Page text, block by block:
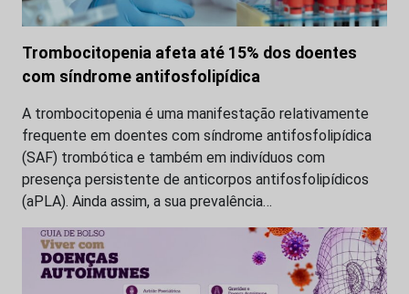
Trombocitopenia afeta até 15% dos doentes
com síndrome antifosfolipídica
A trombocitopenia é uma manifestação relativamente
frequente em doentes com síndrome antifosfolipídica
(SAF) trombótica e também em indivíduos com
presença persistente de anticorpos antifosfolipídicos
(aPLA). Ainda assim, a sua prevalência…